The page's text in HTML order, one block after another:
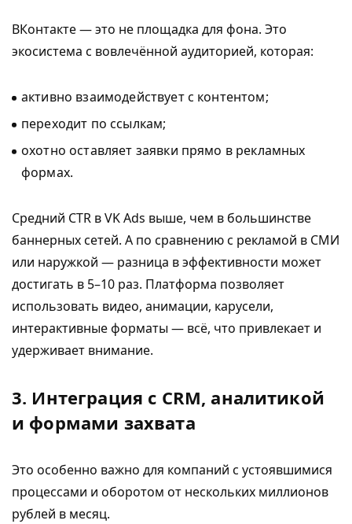
ВКонтакте — это не площадка для фона. Это
экосистема с вовлечённой аудиторией, которая:
активно взаимодействует с контентом;
переходит по ссылкам;
охотно оставляет заявки прямо в рекламных
формах.
Средний CTR в VK Ads выше, чем в большинстве
баннерных сетей. А по сравнению с рекламой в СМИ
или наружкой — разница в эффективности может
достигать в 5–10 раз. Платформа позволяет
использовать видео, анимации, карусели,
интерактивные форматы — всё, что привлекает и
удерживает внимание.
3. Интеграция с CRM, аналитикой
и формами захвата
Это особенно важно для компаний с устоявшимися
процессами и оборотом от нескольких миллионов
рублей в месяц.